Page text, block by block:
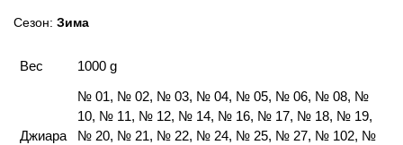
Сезон: Зима
Вес 1000 g
Джиара
№ 01, № 02, № 03, № 04, № 05, № 06, № 08, №
10, № 11, № 12, № 14, № 16, № 17, № 18, № 19,
№ 20, № 21, № 22, № 24, № 25, № 27, № 102, №